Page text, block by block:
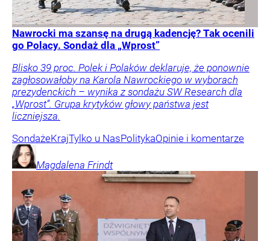
Nawrocki ma szansę na drugą kadencję? Tak ocenili
go Polacy. Sondaż dla „Wprost”
Blisko 39 proc. Polek i Polaków deklaruje, że ponownie
zagłosowałoby na Karola Nawrockiego w wyborach
prezydenckich – wynika z sondażu SW Research dla
„Wprost”. Grupa krytyków głowy państwa jest
liczniejsza.
SondażeKrajTylko u NasPolitykaOpinie i komentarze
Magdalena Frindt